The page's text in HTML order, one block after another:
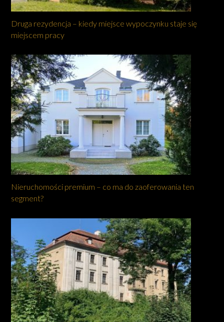
Druga rezydencja – kiedy miejsce wypoczynku staje się
miejscem pracy
Nieruchomości premium – co ma do zaoferowania ten
segment?